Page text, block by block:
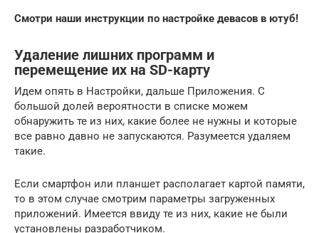
Смотри наши инструкции по настройке девасов в ютуб!
Удаление лишних программ и
перемещение их на SD-карту
Идем опять в Настройки, дальше Приложения. С
большой долей вероятности в списке можем
обнаружить те из них, какие более не нужны и которые
все равно давно не запускаются. Разумеется удаляем
такие.
Если смартфон или планшет располагает картой памяти,
то в этом случае смотрим параметры загруженных
приложений. Имеется ввиду те из них, какие не были
установлены разработчиком.